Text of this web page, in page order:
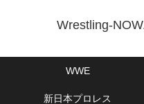
Wrestling-
WWE
新日本プロレス